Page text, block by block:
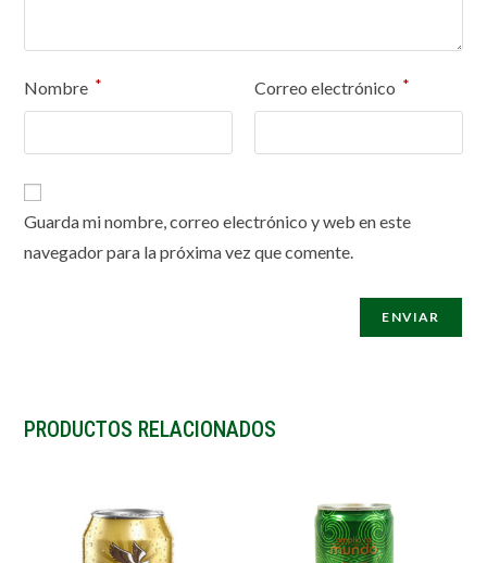
Nombre * Correo electrónico *
Guarda mi nombre, correo electrónico y web en este
navegador para la próxima vez que comente.
PRODUCTOS RELACIONADOS